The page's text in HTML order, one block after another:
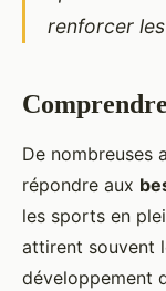
renforcer
De nombreuses
répondre aux
les sports en
attirent souvent
développement